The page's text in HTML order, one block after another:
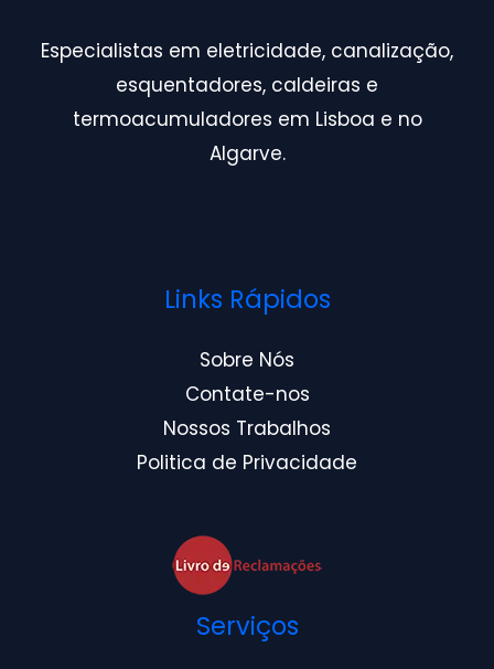
Especialistas em eletricidade, canalização,
esquentadores, caldeiras e
termoacumuladores em Lisboa e no
Algarve.
Links Rápidos
Sobre Nós
Contate-nos
Nossos Trabalhos
Politica de Privacidade
Serviços